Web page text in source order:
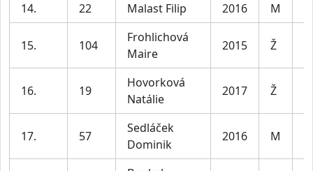
14.
22 Malast Filip 2016 M
15. 104
Frohlichová
Maire
2015 Ž
16. 19
Hovorková
Natálie
2017 Ž
17. 57
Sedláček
Dominik
2016 M